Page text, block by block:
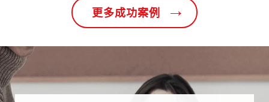
更多成功案例 →